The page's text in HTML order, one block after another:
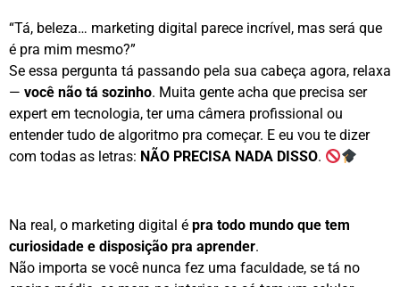
“Tá, beleza… marketing digital parece incrível, mas será que
é pra mim mesmo?”
Se essa pergunta tá passando pela sua cabeça agora, relaxa
— você não tá sozinho. Muita gente acha que precisa ser
expert em tecnologia, ter uma câmera profissional ou
entender tudo de algoritmo pra começar. E eu vou te dizer
com todas as letras: NÃO PRECISA NADA DISSO.
Na real, o marketing digital é pra todo mundo que tem
curiosidade e disposição pra aprender.
Não importa se você nunca fez uma faculdade, se tá no